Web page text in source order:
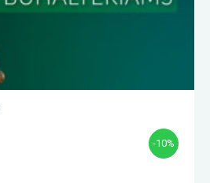
-10%